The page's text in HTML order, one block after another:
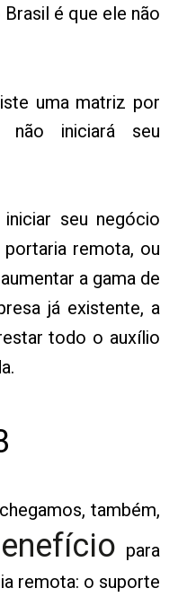
é que ele não
uma matriz por
não iniciará seu
seu negócio
remota, ou
a gama de
já existente, a
todo o auxílio
também,
para
remota: o suporte